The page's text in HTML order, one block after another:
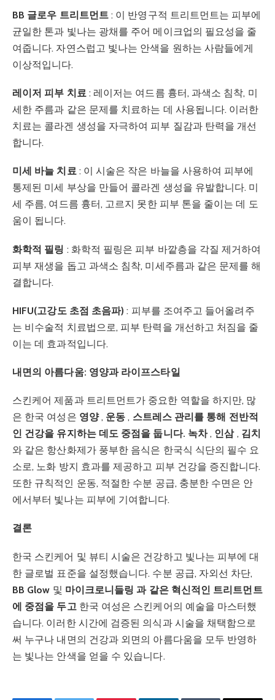
BB 글로우 트리트먼트: 이 반영구적 트리트먼트는 피부에
균일한 톤과 빛나는 광채를 주어 메이크업의 필요성을 줄
여줍니다. 자연스럽고 빛나는 안색을 원하는 사람들에게
이상적입니다.
레이저 피부 치료 : 레이저는 여드름 흉터, 과색소 침착, 미
세한 주름과 같은 문제를 치료하는 데 사용됩니다. 이러한
치료는 콜라겐 생성을 자극하여 피부 질감과 탄력을 개선
합니다.
미세 바늘 치료 : 이 시술은 작은 바늘을 사용하여 피부에
통제된 미세 부상을 만들어 콜라겐 생성을 유발합니다. 미
세 주름, 여드름 흉터, 고르지 못한 피부 톤을 줄이는 데 도
움이 됩니다.
화학적 필링 : 화학적 필링은 피부 바깥층을 각질 제거하여
피부 재생을 돕고 과색소 침착, 미세주름과 같은 문제를 해
결합니다.
HIFU(고강도 초점 초음파): 피부를 조여주고 들어올려주
는 비수술적 치료법으로, 피부 탄력을 개선하고 처짐을 줄
이는 데 효과적입니다.
내면의 아름다움: 영양과 라이프스타일
스킨케어 제품과 트리트먼트가 중요한 역할을 하지만, 많
은 한국 여성은 영양, 운동, 스트레스 관리를 통해 전반적
인 건강을 유지하는 데도 중점을 둡니다. 녹차, 인삼 , 김치
와 같은 항산화제가 풍부한 음식은 한국식 식단의 필수 요
소로, 노화 방지 효과를 제공하고 피부 건강을 증진합니다.
또한 규칙적인 운동, 적절한 수분 공급, 충분한 수면은 안
에서부터 빛나는 피부에 기여합니다.
결론
한국 스킨케어 및 뷰티 시술은 건강하고 빛나는 피부에 대
한 글로벌 표준을 설정했습니다. 수분 공급, 자외선 차단,
BB Glow 및 마이크로니들링 과 같은 혁신적인 트리트먼트
에 중점을 두고 한국 여성은 스킨케어의 예술을 마스터했
습니다. 이러한 시간에 검증된 의식과 시술을 채택함으로
써 누구나 내면의 건강과 외면의 아름다움을 모두 반영하
는 빛나는 안색을 얻을 수 있습니다.